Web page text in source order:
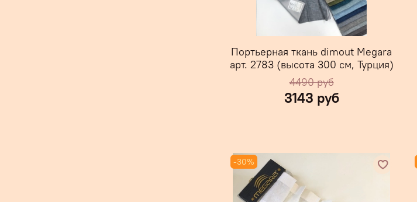
Портьерная ткань dimout Megara
арт. 2783 (высота 300 см, Турция)
4490 руб
3143 руб
-30%